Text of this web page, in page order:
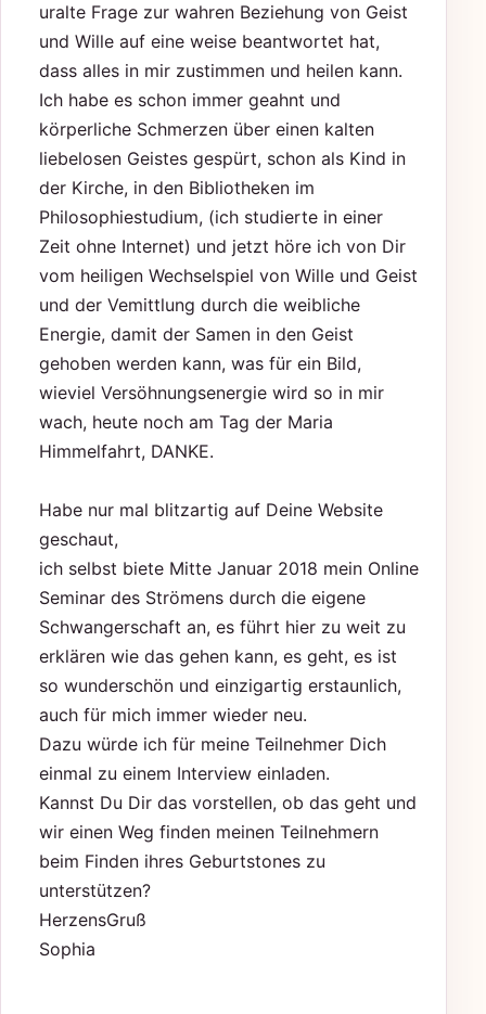
uralte Frage zur wahren Beziehung von Geist
und Wille auf eine weise beantwortet hat,
dass alles in mir zustimmen und heilen kann.
Ich habe es schon immer geahnt und
körperliche Schmerzen über einen kalten
liebelosen Geistes gespürt, schon als Kind in
der Kirche, in den Bibliotheken im
Philosophiestudium, (ich studierte in einer
Zeit ohne Internet) und jetzt höre ich von Dir
vom heiligen Wechselspiel von Wille und Geist
und der Vemittlung durch die weibliche
Energie, damit der Samen in den Geist
gehoben werden kann, was für ein Bild,
wieviel Versöhnungsenergie wird so in mir
wach, heute noch am Tag der Maria
Himmelfahrt, DANKE.
Habe nur mal blitzartig auf Deine Website
geschaut,
ich selbst biete Mitte Januar 2018 mein Online
Seminar des Strömens durch die eigene
Schwangerschaft an, es führt hier zu weit zu
erklären wie das gehen kann, es geht, es ist
so wunderschön und einzigartig erstaunlich,
auch für mich immer wieder neu.
Dazu würde ich für meine Teilnehmer Dich
einmal zu einem Interview einladen.
Kannst Du Dir das vorstellen, ob das geht und
wir einen Weg finden meinen Teilnehmern
beim Finden ihres Geburtstones zu
unterstützen?
HerzensGruß
Sophia